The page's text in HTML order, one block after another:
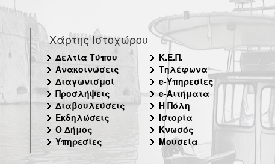
Χάρτης Ιστοχώρου
Δελτία Τύπου
Ανακοινώσεις
Διαγωνισμοί
Προσλήψεις
Διαβουλεύσεις
Εκδηλώσεις
Ο Δήμος
Υπηρεσίες
Κ.Ε.Π.
Τηλέφωνα
e-Υπηρεσίες
e-Αιτήματα
Η Πόλη
Ιστορία
Κνωσός
Μουσεία